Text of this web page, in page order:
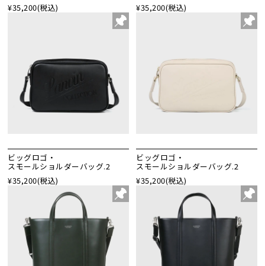
¥35,200(税込)
¥35,200(税込)
ビッグロゴ・
スモールショルダーバッグ.2
¥35,200(税込)
ビッグロゴ・
スモールショルダーバッグ.2
¥35,200(税込)